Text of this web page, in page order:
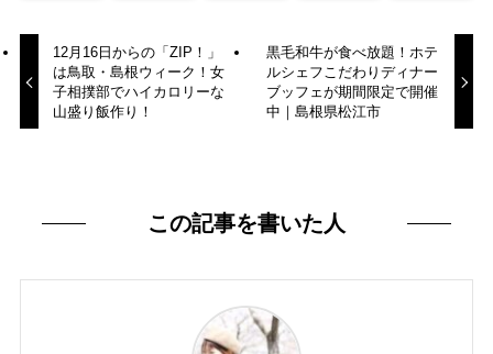
12月16日からの「ZIP！」
は鳥取・島根ウィーク！女
子相撲部でハイカロリーな
山盛り飯作り！
黒毛和牛が食べ放題！ホテ
ルシェフこだわりディナー
ブッフェが期間限定で開催
中｜島根県松江市
この記事を書いた人